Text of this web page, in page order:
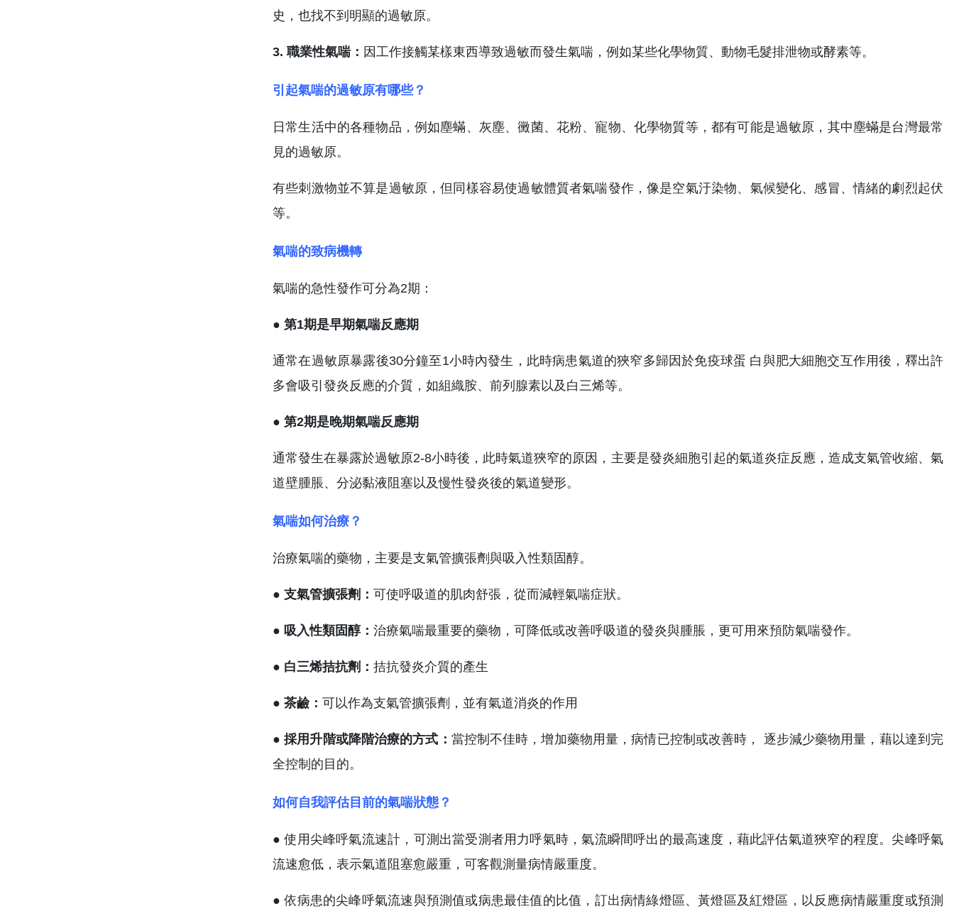
史，也找不到明顯的過敏原。
3. 職業性氣喘： 因工作接觸某樣東西導致過敏而發生氣喘，例如某些化學物質、動物毛髮排泄物或酵素等。
引起氣喘的過敏原有哪些？
日常生活中的各種物品，例如塵蟎、灰塵、黴菌、花粉、寵物、化學物質等，都有可能是過敏原，其中塵蟎是台灣最常
見的過敏原。
有些刺激物並不算是過敏原，但同樣容易使過敏體質者氣喘發作，像是空氣汙染物、氣候變化、感冒、情緒的劇烈起伏
等。
氣喘的致病機轉
氣喘的急性發作可分為2期：
● 第1期是早期氣喘反應期
通常在過敏原暴露後30分鐘至1小時內發生，此時病患氣道的狹窄多歸因於免疫球蛋 白與肥大細胞交互作用後，釋出許
多會吸引發炎反應的介質，如組織胺、前列腺素以及白三烯等。
● 第2期是晚期氣喘反應期
通常發生在暴露於過敏原2-8小時後，此時氣道狹窄的原因，主要是發炎細胞引起的氣道炎症反應，造成支氣管收縮、氣
道壁腫脹、分泌黏液阻塞以及慢性發炎後的氣道變形。
氣喘如何治療？
治療氣喘的藥物，主要是支氣管擴張劑與吸入性類固醇。
● 支氣管擴張劑： 可使呼吸道的肌肉舒張，從而減輕氣喘症狀。
● 吸入性類固醇： 治療氣喘最重要的藥物，可降低或改善呼吸道的發炎與腫脹，更可用來預防氣喘發作。
● 白三烯拮抗劑： 拮抗發炎介質的產生
● 茶鹼： 可以作為支氣管擴張劑，並有氣道消炎的作用
● 採用升階或降階治療的方式： 當控制不佳時，增加藥物用量，病情已控制或改善時， 逐步減少藥物用量，藉以達到完
全控制的目的。
如何自我評估目前的氣喘狀態？
● 使用尖峰呼氣流速計，可測出當受測者用力呼氣時，氣流瞬間呼出的最高速度，藉此評估氣道狹窄的程度。尖峰呼氣
流速愈低，表示氣道阻塞愈嚴重，可客觀測量病情嚴重度。
● 依病患的尖峰呼氣流速與預測值或病患最佳值的比值，訂出病情綠燈區、黃燈區及紅燈區，以反應病情嚴重度或預測